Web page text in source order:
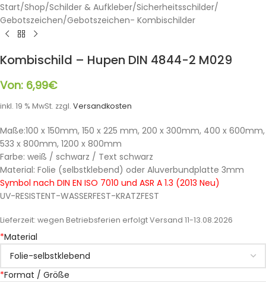
Start/Shop/Schilder & Aufkleber/Sicherheitsschilder/
Gebotszeichen/Gebotszeichen- Kombischilder
Kombischild – Hupen DIN 4844-2 M029
Von: 6,99€
inkl. 19 % MwSt. zzgl. Versandkosten
Maße:100 x 150mm, 150 x 225 mm, 200 x 300mm, 400 x 600mm,
533 x 800mm, 1200 x 800mm
Farbe: weiß / schwarz / Text schwarz
Material: Folie (selbstklebend) oder Aluverbundplatte 3mm
Symbol nach DIN EN ISO 7010 und ASR A 1.3 (2013 Neu)
UV-RESISTENT-WASSERFEST-KRATZFEST
Lieferzeit: wegen Betriebsferien erfolgt Versand 11-13.08.2026
*Material
*Format / Größe